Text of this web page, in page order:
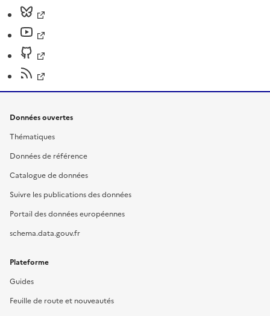
Données ouvertes
Thématiques
Données de référence
Catalogue de données
Suivre les publications des données
Portail des données européennes
schema.data.gouv.fr
Plateforme
Guides
Feuille de route et nouveautés